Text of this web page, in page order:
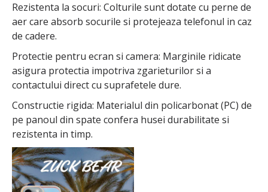
Rezistenta la socuri: Colturile sunt dotate cu perne de
aer care absorb socurile si protejeaza telefonul in caz
de cadere.
Protectie pentru ecran si camera: Marginile ridicate
asigura protectia impotriva zgarieturilor si a
contactului direct cu suprafetele dure.
Constructie rigida: Materialul din policarbonat (PC) de
pe panoul din spate confera husei durabilitate si
rezistenta in timp.